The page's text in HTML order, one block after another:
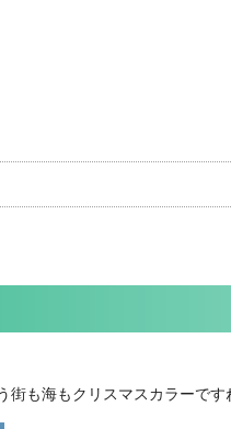
も海もクリスマスカラーです